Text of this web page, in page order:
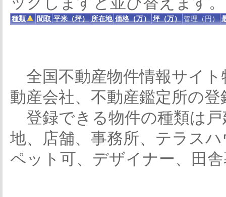
種類 間取 平米（坪） 所在地 価格（万） 坪（万） 管理（円）
全国不動産物件情報サイト
動産会社、不動産鑑定所の
登録できる物件の種類は
地、店舗、事務所、テラス
ペット可、デザイナー、田